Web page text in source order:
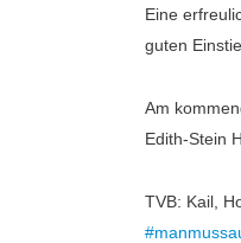
Eine
guten
Am
Edith-Stein
TVB: Kail,